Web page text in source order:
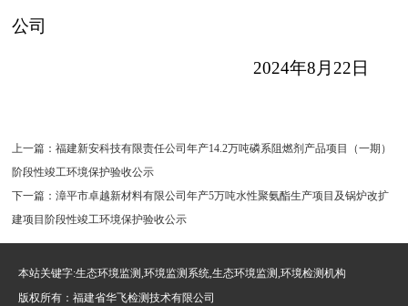
公司
2024年8月 22日
上一篇：福建新安科技有限责任公司年产14.2万吨磷系阻燃剂产品项目（一期）
阶段性竣工环境保护验收公示
下一篇：漳平市卓越新材料有限公司年产5万吨水性聚氨酯生产项目及锅炉改扩
建项目阶段性竣工环境保护验收公示
本站关键字:生态环境监测,环境监测系统,生态环境监测,环境检测机构
版权所有：福建省华飞检测技术有限公司